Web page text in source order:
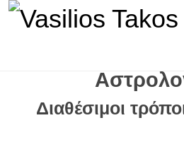
Διαθέσιμοι